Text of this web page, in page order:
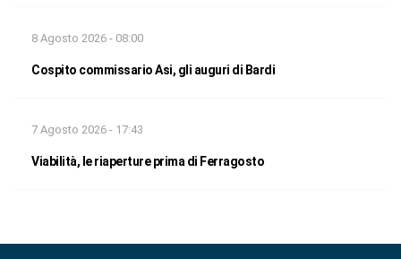
8 Agosto 2026 - 08:00
Cospito commissario Asi, gli auguri di Bardi
7 Agosto 2026 - 17:43
Viabilità, le riaperture prima di Ferragosto